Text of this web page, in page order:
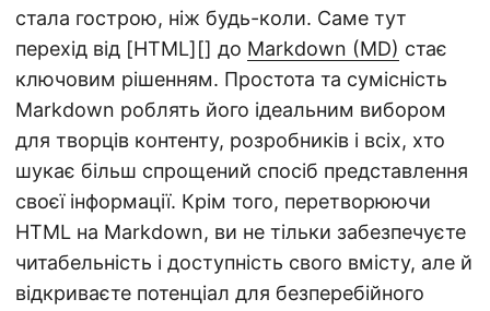
стала гострою, ніж будь-коли. Саме тут
перехід від [HTML][] до Markdown (MD) стає
ключовим рішенням. Простота та сумісність
Markdown роблять його ідеальним вибором
для творців контенту, розробників і всіх, хто
шукає більш спрощений спосіб представлення
своєї інформації. Крім того, перетворюючи
HTML на Markdown, ви не тільки забезпечуєте
читабельність і доступність свого вмісту, але й
відкриваєте потенціал для безперебійного